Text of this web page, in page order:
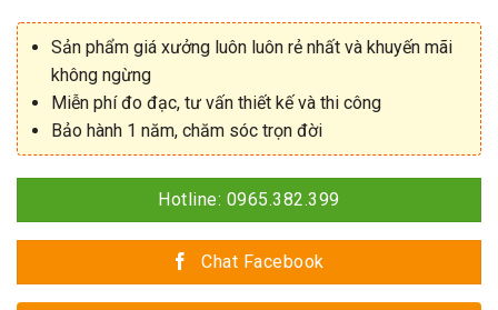
Sản phẩm giá xưởng luôn luôn rẻ nhất và khuyến mãi
không ngừng
Miễn phí đo đạc, tư vấn thiết kế và thi công
Bảo hành 1 năm, chăm sóc trọn đời
Hotline: 0965.382.399
Chat Facebook